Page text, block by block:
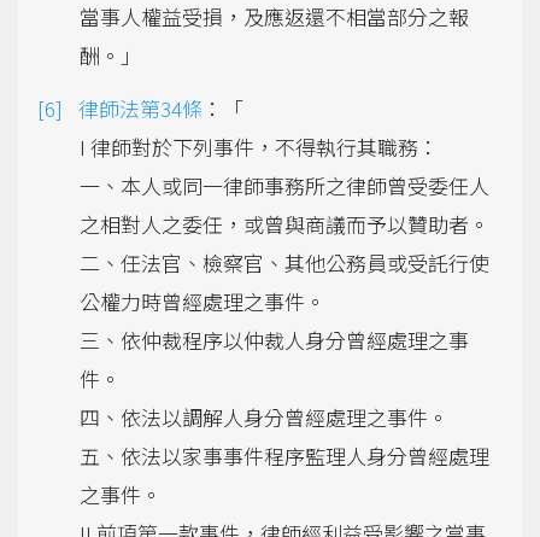
當事人權益受損，及應返還不相當部分之報
酬。」
律師法第34條 ：「
I 律師對於下列事件，不得執行其職務：
一、本人或同一律師事務所之律師曾受委任人
之相對人之委任，或曾與商議而予以贊助者。
二、任法官、檢察官、其他公務員或受託行使
公權力時曾經處理之事件。
三、依仲裁程序以仲裁人身分曾經處理之事
件。
四、依法以調解人身分曾經處理之事件。
五、依法以家事事件程序監理人身分曾經處理
之事件。